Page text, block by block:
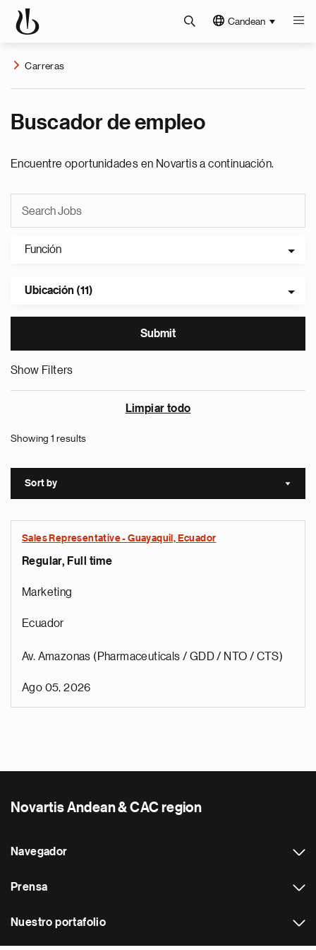
Candean
Carreras
Buscador de empleo
Encuentre oportunidades en Novartis a continuación.
Función
Ubicación (11)
Show Filters
Limpiar todo
Showing 1 results
Sort by Sort
Sales Representative - Guayaquil, Ecuador
Regular, Full time
Marketing
Ecuador
Av. Amazonas (Pharmaceuticals / GDD / NTO / CTS)
Ago 05, 2026
Novartis Andean & CAC region
Navegador
Prensa
Nuestro portafolio